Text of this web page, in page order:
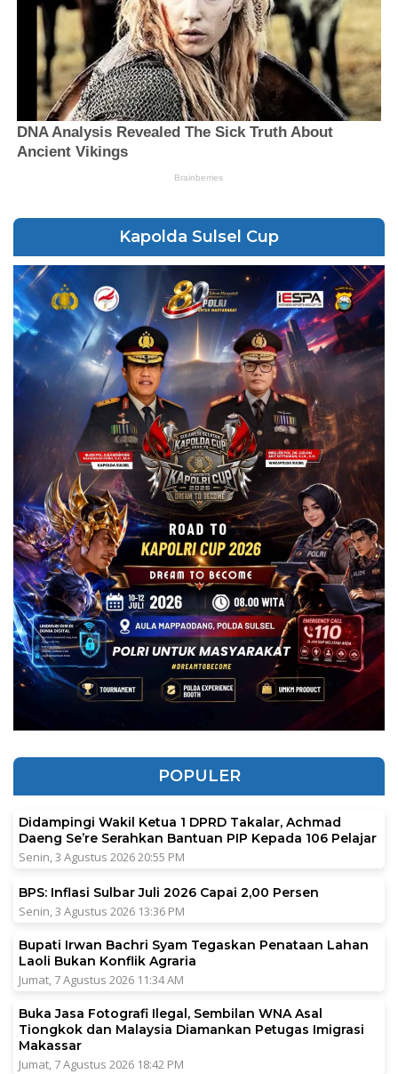
Kapolda Sulsel Cup
POPULER
Didampingi Wakil Ketua 1 DPRD Takalar, Achmad
Daeng Se’re Serahkan Bantuan PIP Kepada 106 Pelajar
Senin, 3 Agustus 2026 20:55 PM
BPS: Inflasi Sulbar Juli 2026 Capai 2,00 Persen
Senin, 3 Agustus 2026 13:36 PM
Bupati Irwan Bachri Syam Tegaskan Penataan Lahan
Laoli Bukan Konflik Agraria
Jumat, 7 Agustus 2026 11:34 AM
Buka Jasa Fotografi Ilegal, Sembilan WNA Asal
Tiongkok dan Malaysia Diamankan Petugas Imigrasi
Makassar
Jumat, 7 Agustus 2026 18:42 PM